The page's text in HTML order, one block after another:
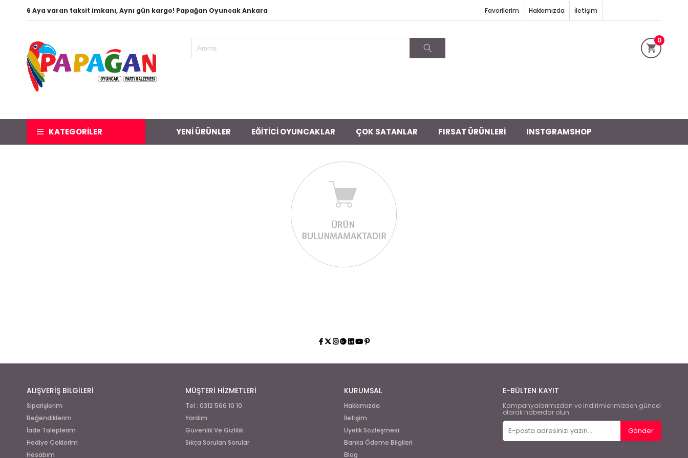
6 Aya varan taksit imkanı, Aynı gün kargo! Papağan Oyuncak Ankara Hakkımızda İletişim
Favorilerim
0
KATEGORILER YENİ ÜRÜNLER EĞİTİCİ OYUNCAKLAR ÇOK SATANLAR FIRSAT ÜRÜNLERİ INSTGRAMSHOP
ALIŞVERİŞ BİLGİLERİ
Siparişlerim
Beğendiklerim
İade Taleplerim
Hediye Çeklerim
Hesabım
MÜŞTERİ HİZMETLERİ
Tel : 0312 566 10 10
Yardım
Güvenlik Ve Gizlilik
Sıkça Sorulan Sorular
KURUMSAL
Hakkımızda
İletişim
Üyelik Sözleşmesi
Banka Ödeme Bilgileri
Blog
E-BÜLTEN KAYIT
Kampanyalarımızdan ve indirimlerimizden güncel
olarak haberdar olun.
Gönder